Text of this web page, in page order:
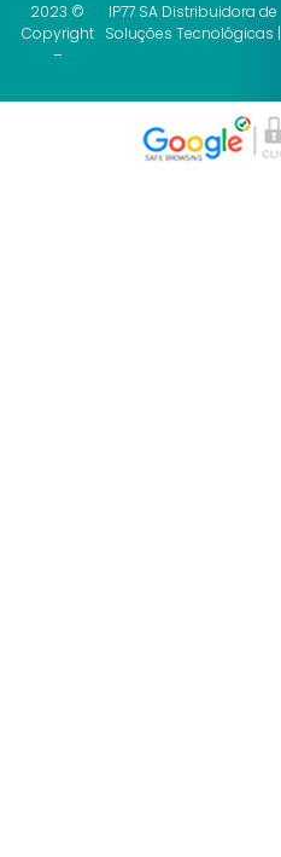
2023 ©
Copyright
–
IP77 SA Distribuidora de
Soluções Tecnológicas |